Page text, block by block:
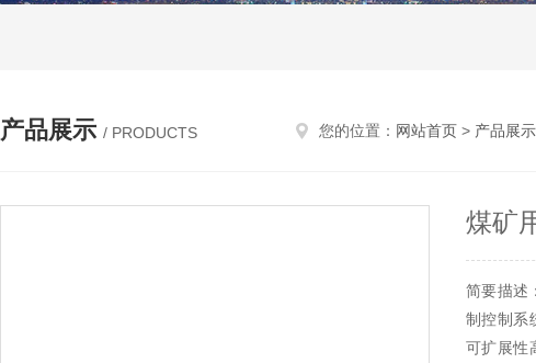
产品展示 / PRODUCTS 您的位置： 网站首页 > 产品展示
煤矿
简要描述
制控制系
可扩展性